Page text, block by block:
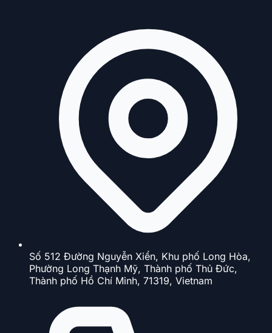
Số 512 Đường Nguyễn Xiển, Khu phố Long Hòa,
Phường Long Thạnh Mỹ, Thành phố Thủ Đức,
Thành phố Hồ Chí Minh, 71319, Vietnam